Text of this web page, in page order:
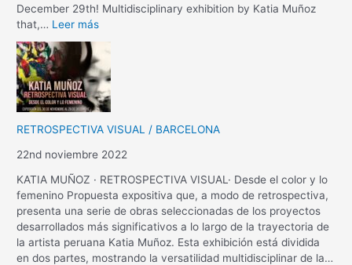
December 29th! Multidisciplinary exhibition by Katia Muñoz
that,… Leer más
RETROSPECTIVA VISUAL / BARCELONA
22nd noviembre 2022
KATIA MUÑOZ · RETROSPECTIVA VISUAL· Desde el color y lo
femenino Propuesta expositiva que, a modo de retrospectiva,
presenta una serie de obras seleccionadas de los proyectos
desarrollados más significativos a lo largo de la trayectoria de
la artista peruana Katia Muñoz. Esta exhibición está dividida
en dos partes, mostrando la versatilidad multidisciplinar de la…